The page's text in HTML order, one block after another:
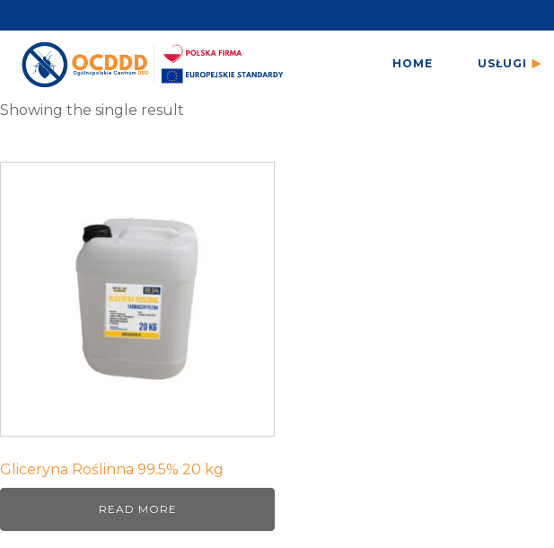
HOME USŁUGI
Showing the single result
Gliceryna Roślinna 99.5% 20 kg
READ MORE